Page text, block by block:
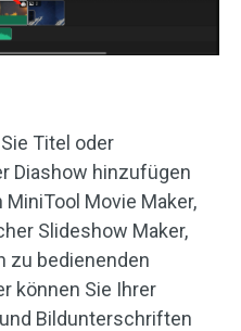
Titel oder
Diashow hinzufügen
Movie Maker,
Slideshow Maker,
zu bedienenden
können Sie Ihrer
Bildunterschriften